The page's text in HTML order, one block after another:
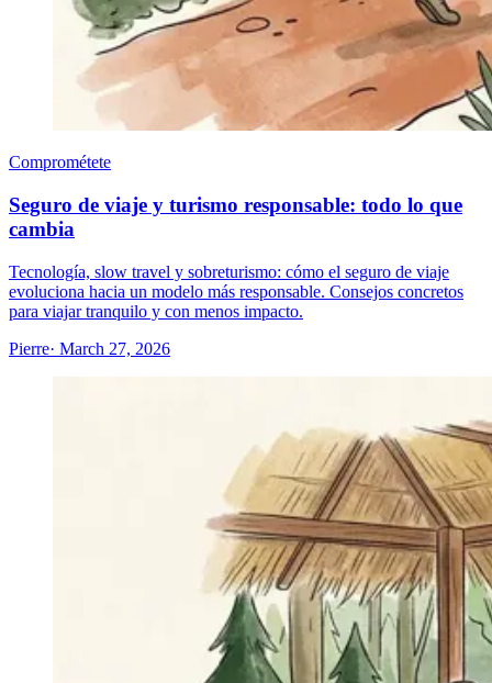
Comprométete
Seguro de viaje y turismo responsable: todo lo que
cambia
Tecnología, slow travel y sobreturismo: cómo el seguro de viaje
evoluciona hacia un modelo más responsable. Consejos concretos
para viajar tranquilo y con menos impacto.
Pierre· March 27, 2026